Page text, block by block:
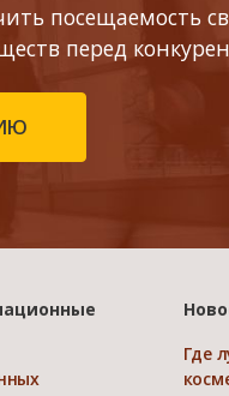
посещаемость
перед
Где